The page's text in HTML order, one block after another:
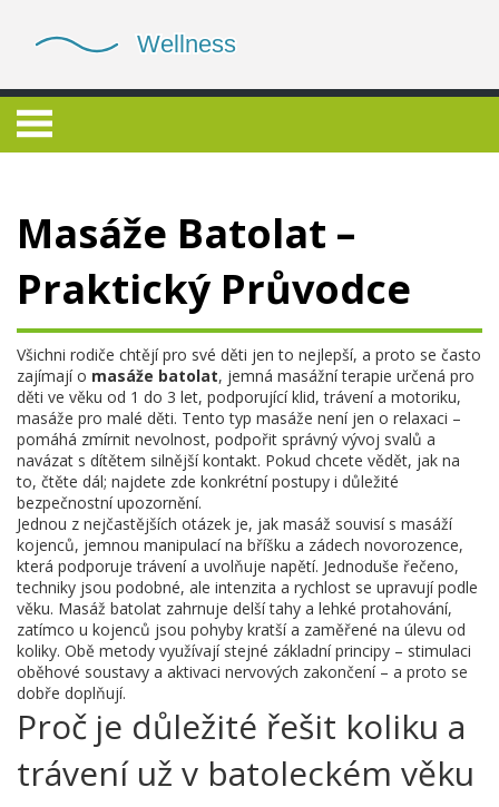
Masáže Batolat –
Praktický Průvodce
Všichni rodiče chtějí pro své děti jen to nejlepší, a proto se často
zajímají o masáže batolat, jemná masážní terapie určená pro
děti ve věku od 1 do 3 let, podporující klid, trávení a motoriku,
masáže pro malé děti. Tento typ masáže není jen o relaxaci –
pomáhá zmírnit nevolnost, podpořit správný vývoj svalů a
navázat s dítětem silnější kontakt. Pokud chcete vědět, jak na
to, čtěte dál; najdete zde konkrétní postupy i důležité
bezpečnostní upozornění.
Jednou z nejčastějších otázek je, jak masáž souvisí s masáží
kojenců, jemnou manipulací na bříšku a zádech novorozence,
která podporuje trávení a uvolňuje napětí. Jednoduše řečeno,
techniky jsou podobné, ale intenzita a rychlost se upravují podle
věku. Masáž batolat zahrnuje delší tahy a lehké protahování,
zatímco u kojenců jsou pohyby kratší a zaměřené na úlevu od
koliky. Obě metody využívají stejné základní principy – stimulaci
oběhové soustavy a aktivaci nervových zakončení – a proto se
dobře doplňují.
Proč je důležité řešit koliku a
trávení už v batoleckém věku